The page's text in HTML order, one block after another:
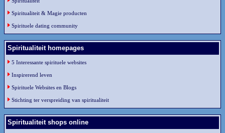
Spiritualiteit & Magie producten
Spirituele dating community
Spiritualiteit homepages
5 Interessante spirituele websites
Inspirerend leven
Spirituele Websites en Blogs
Stichting ter verspreiding van spiritualiteit
Spiritualiteit shops online